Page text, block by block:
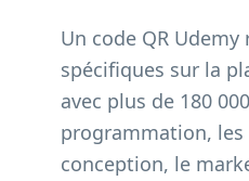
Un code QR
spécifiques sur la
avec plus de 180
programmation, les
conception, le